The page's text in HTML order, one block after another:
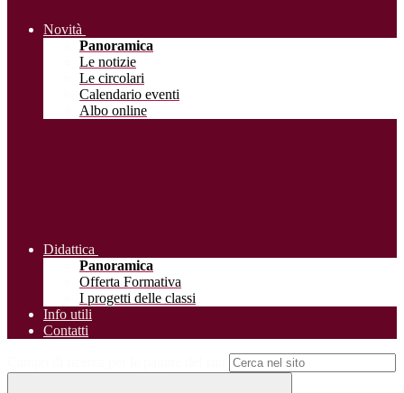
Novità
Panoramica
Le notizie
Le circolari
Calendario eventi
Albo online
Didattica
Panoramica
Offerta Formativa
I progetti delle classi
Info utili
Contatti